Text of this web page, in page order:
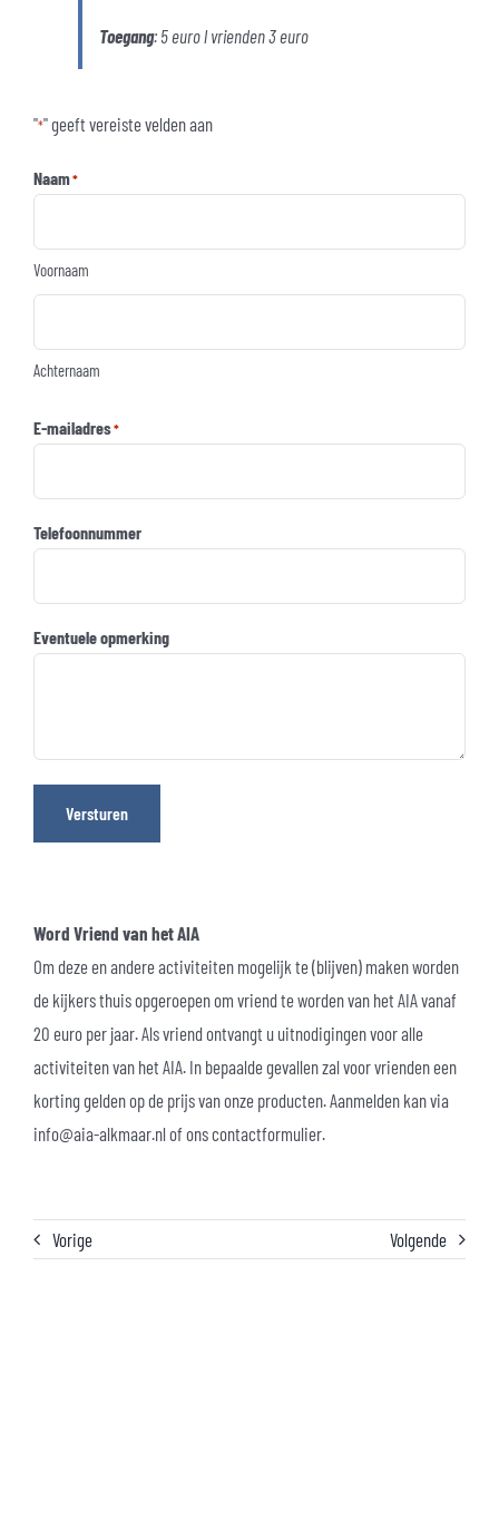
Toegang: 5 euro l vrienden 3 euro
"*" geeft vereiste velden aan
Naam*
Voornaam
Achternaam
E-mailadres*
Telefoonnummer
Eventuele opmerking
Versturen
Word Vriend van het AIA
Om deze en andere activiteiten mogelijk te (blijven) maken worden
de kijkers thuis opgeroepen om vriend te worden van het AIA vanaf
20 euro per jaar. Als vriend ontvangt u uitnodigingen voor alle
activiteiten van het AIA. In bepaalde gevallen zal voor vrienden een
korting gelden op de prijs van onze producten. Aanmelden kan via
info@aia-alkmaar.nl of ons contactformulier.
Vorige Volgende